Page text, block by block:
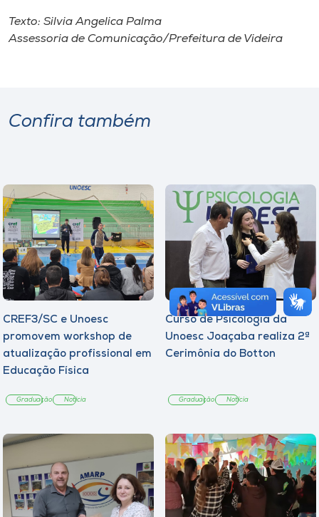
Texto: Silvia Angelica Palma
Assessoria de Comunicação/Prefeitura de Videira
Confira também
CREF3/SC e Unoesc
promovem workshop de
atualização profissional em
Educação Física
Graduação Notícia
Curso de Psicologia da
Unoesc Joaçaba realiza 2ª
Cerimônia do Botton
Graduação Notícia